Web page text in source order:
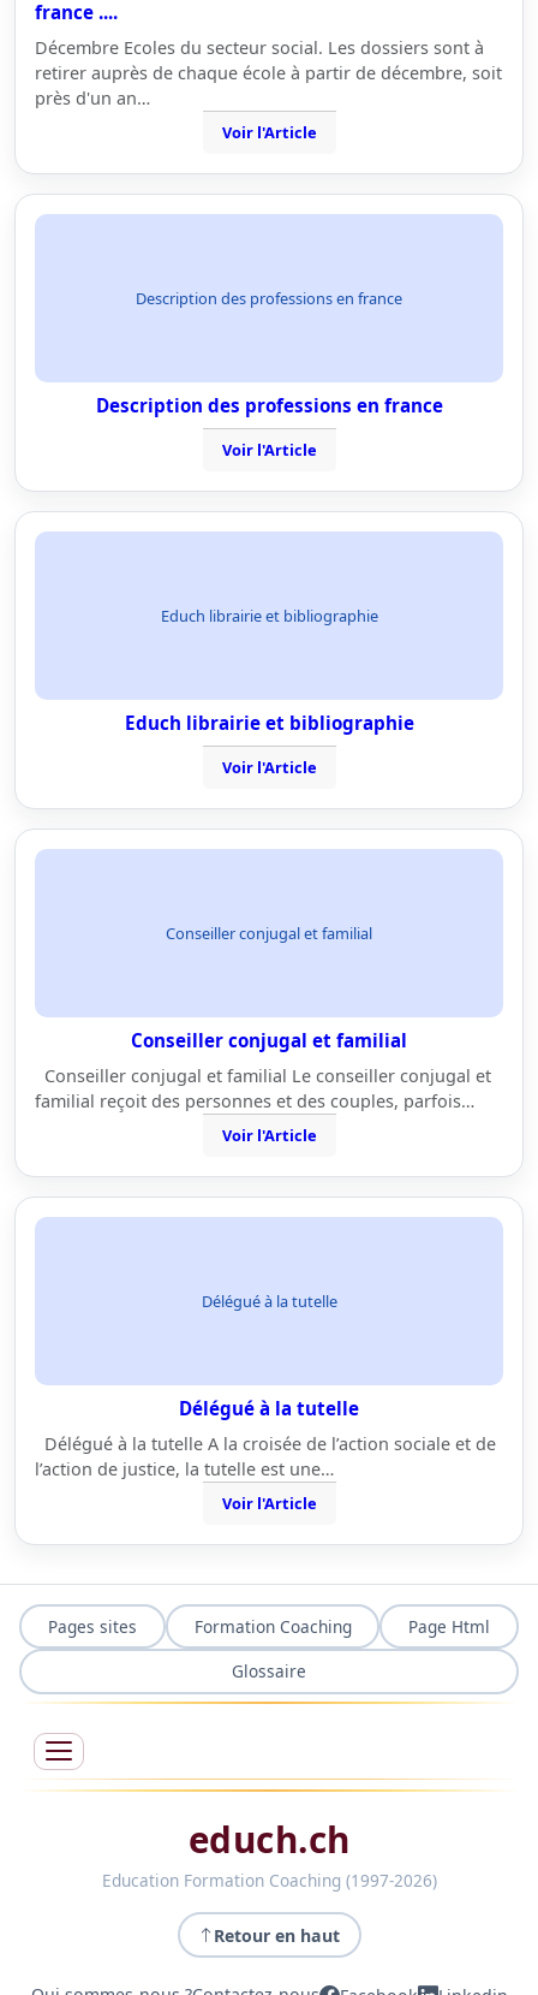
france ....
Décembre Ecoles du secteur social. Les dossiers sont à
retirer auprès de chaque école à partir de décembre, soit
près d'un an…
Voir l'Article
Description des professions en france
Description des professions en france
Voir l'Article
Educh librairie et bibliographie
Educh librairie et bibliographie
Voir l'Article
Conseiller conjugal et familial
Conseiller conjugal et familial
Conseiller conjugal et familial Le conseiller conjugal et
familial reçoit des personnes et des couples, parfois…
Voir l'Article
Délégué à la tutelle
Délégué à la tutelle
Délégué à la tutelle A la croisée de l’action sociale et de
l’action de justice, la tutelle est une…
Voir l'Article
Pages sites Formation Coaching
Page Html
Glossaire
educh.ch
Education Formation Coaching (1997-2026)
Retour en haut